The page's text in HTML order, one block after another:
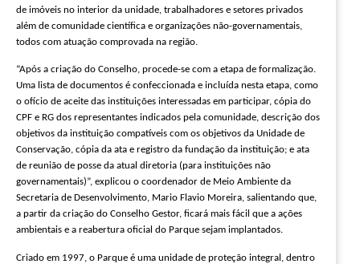
de imóveis no interior da unidade, trabalhadores e setores privados
além de comunidade científica e organizações não-governamentais,
todos com atuação comprovada na região.
“Após a criação do Conselho, procede-se com a etapa de formalização.
Uma lista de documentos é confeccionada e incluída nesta etapa, como
o ofício de aceite das instituições interessadas em participar, cópia do
CPF e RG dos representantes indicados pela comunidade, descrição dos
objetivos da instituição compatíveis com os objetivos da Unidade de
Conservação, cópia da ata e registro da fundação da instituição; e ata
de reunião de posse da atual diretoria (para instituições não
governamentais)”, explicou o coordenador de Meio Ambiente da
Secretaria de Desenvolvimento, Mario Flavio Moreira, salientando que,
a partir da criação do Conselho Gestor, ficará mais fácil que a ações
ambientais e a reabertura oficial do Parque sejam implantados.
Criado em 1997, o Parque é uma unidade de proteção integral, dentro